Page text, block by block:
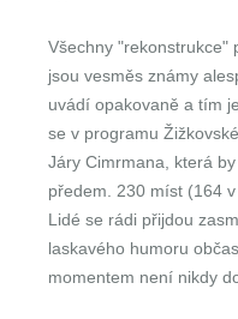
Všechny "rekonstrukce"
jsou vesměs známy
uvádí opakovaně a tím
se v programu
Járy Cimrmana, která
předem. 230 míst (164
Lidé se rádi přijdou
laskavého humoru
momentem není nikdy